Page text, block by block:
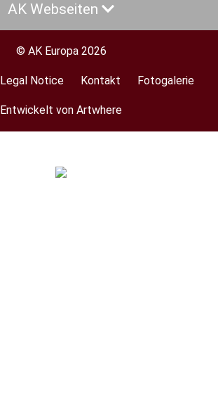
AK Webseiten
© AK Europa 2026
Legal Notice Kontakt Fotogalerie
Entwickelt von Artwhere